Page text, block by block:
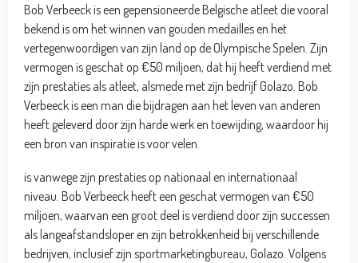
Bob Verbeeck is een gepensioneerde Belgische atleet die vooral
bekend is om het winnen van gouden medailles en het
vertegenwoordigen van zijn land op de Olympische Spelen. Zijn
vermogen is geschat op €50 miljoen, dat hij heeft verdiend met
zijn prestaties als atleet, alsmede met zijn bedrijf Golazo. Bob
Verbeeck is een man die bijdragen aan het leven van anderen
heeft geleverd door zijn harde werk en toewijding, waardoor hij
een bron van inspiratie is voor velen.
is vanwege zijn prestaties op nationaal en internationaal
niveau. Bob Verbeeck heeft een geschat vermogen van €50
miljoen, waarvan een groot deel is verdiend door zijn successen
als langeafstandsloper en zijn betrokkenheid bij verschillende
bedrijven, inclusief zijn sportmarketingbureau, Golazo. Volgens